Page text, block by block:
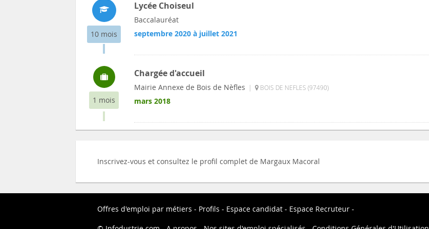
10 mois
Lycée Choiseul
Baccalauréat
septembre 2020 à juillet 2021
1 mois
Chargée d'accueil
Mairie Annexe de Bois de Nèfles | BOIS DE NEFLES (97490)
mars 2018
Inscrivez-vous et consultez le profil complet de Margaux Macoral
Offres d'emploi par métiers Profils Espace candidat
Espace Recruteur